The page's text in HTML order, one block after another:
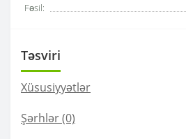
Fəsil:
Təsviri
Xüsusiyyətlər
Şərhlər (0)